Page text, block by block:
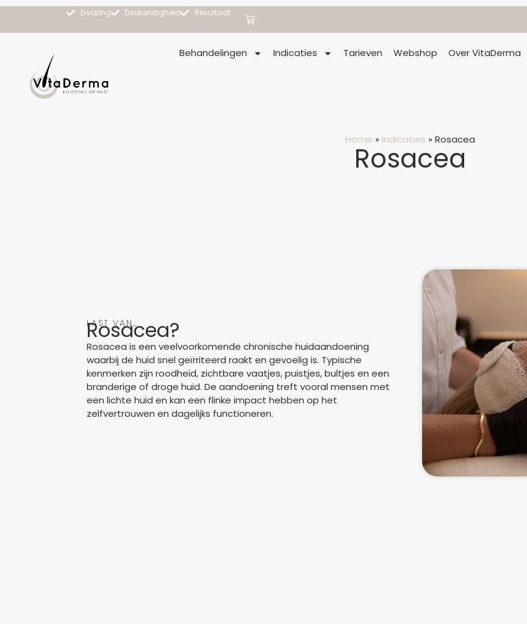
Ervaring Deskundigheid Resultaat
Behandelingen Indicaties Tarieven Webshop Over VitaDerma
Home » Indicaties » Rosacea
Rosacea
LAST VAN…
Rosacea?
Rosacea is een veelvoorkomende chronische huidaandoening
waarbij de huid snel geïrriteerd raakt en gevoelig is. Typische
kenmerken zijn roodheid, zichtbare vaatjes, puistjes, bultjes en een
branderige of droge huid. De aandoening treft vooral mensen met
een lichte huid en kan een flinke impact hebben op het
zelfvertrouwen en dagelijks functioneren.